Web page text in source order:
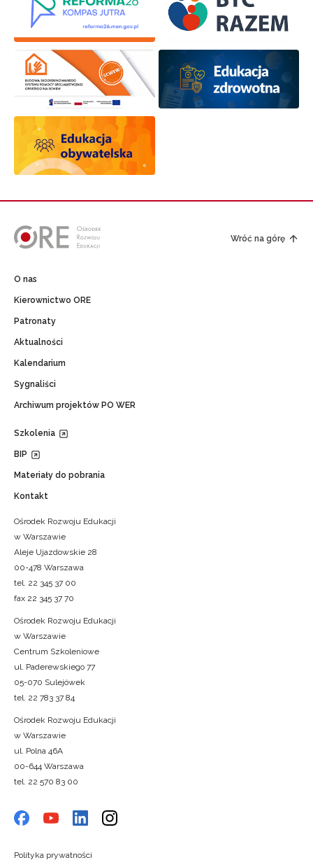
Wróć na górę
O nas
Kierownictwo ORE
Patronaty
Aktualności
Kalendarium
Sygnaliści
Archiwum projektów PO WER
Szkolenia
BIP
Materiały do pobrania
Kontakt
Ośrodek Rozwoju Edukacji
w Warszawie
Aleje Ujazdowskie 28
00-478 Warszawa
tel. 22 345 37 00
fax 22 345 37 70
Ośrodek Rozwoju Edukacji
w Warszawie
Centrum Szkoleniowe
ul. Paderewskiego 77
05-070 Sulejówek
tel. 22 783 37 84
Ośrodek Rozwoju Edukacji
w Warszawie
ul. Polna 46A
00-644 Warszawa
tel. 22 570 83 00
Polityka prywatności